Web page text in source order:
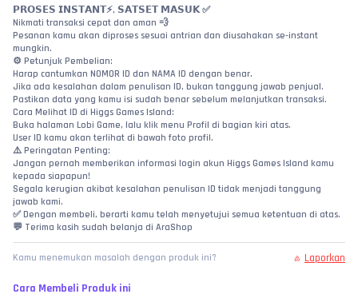
𝗣𝗥𝗢𝗦𝗘𝗦 𝗜𝗡𝗦𝗧𝗔𝗡𝗧⚡, 𝗦𝗔𝗧𝗦𝗘𝗧 𝗠𝗔𝗦𝗨𝗞 ✅
Nikmati transaksi cepat dan aman 💨
Pesanan kamu akan diproses sesuai antrian dan diusahakan se-instant
mungkin.
⚙️ Petunjuk Pembelian:
Harap cantumkan NOMOR ID dan NAMA ID dengan benar.
Jika ada kesalahan dalam penulisan ID, bukan tanggung jawab penjual.
Pastikan data yang kamu isi sudah benar sebelum melanjutkan transaksi.
Cara Melihat ID di Higgs Games Island:
Buka halaman Lobi Game, lalu klik menu Profil di bagian kiri atas.
User ID kamu akan terlihat di bawah foto profil.
⚠️ Peringatan Penting:
Jangan pernah memberikan informasi login akun Higgs Games Island kamu
kepada siapapun!
Segala kerugian akibat kesalahan penulisan ID tidak menjadi tanggung
jawab kami.
✅ Dengan membeli, berarti kamu telah menyetujui semua ketentuan di atas.
💬 Terima kasih sudah belanja di AraShop
Kamu menemukan masalah dengan produk ini? Laporkan
Cara Membeli Produk ini